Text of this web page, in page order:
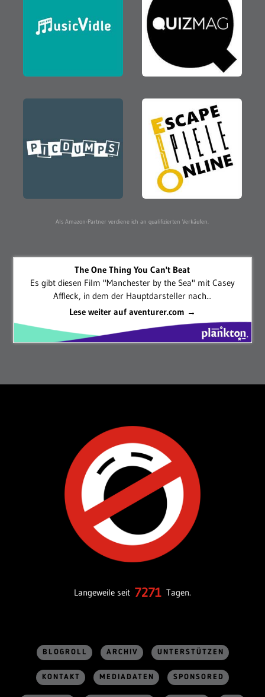
Als Amazon-Partner verdiene ich an qualifizierten Verkäufen.
The One Thing You Can't Beat
Es gibt diesen Film "Manchester by the Sea" mit Casey
Affleck, in dem der Hauptdarsteller nach...
Lese weiter auf aventurer.com →
Langeweile seit 7271 Tagen.
BLOGROLL ARCHIV UNTERSTÜTZEN
KONTAKT MEDIADATEN SPONSORED